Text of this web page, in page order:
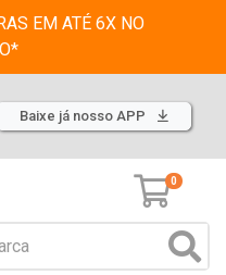
EM ATÉ 6X NO
Baixe já nosso APP
0